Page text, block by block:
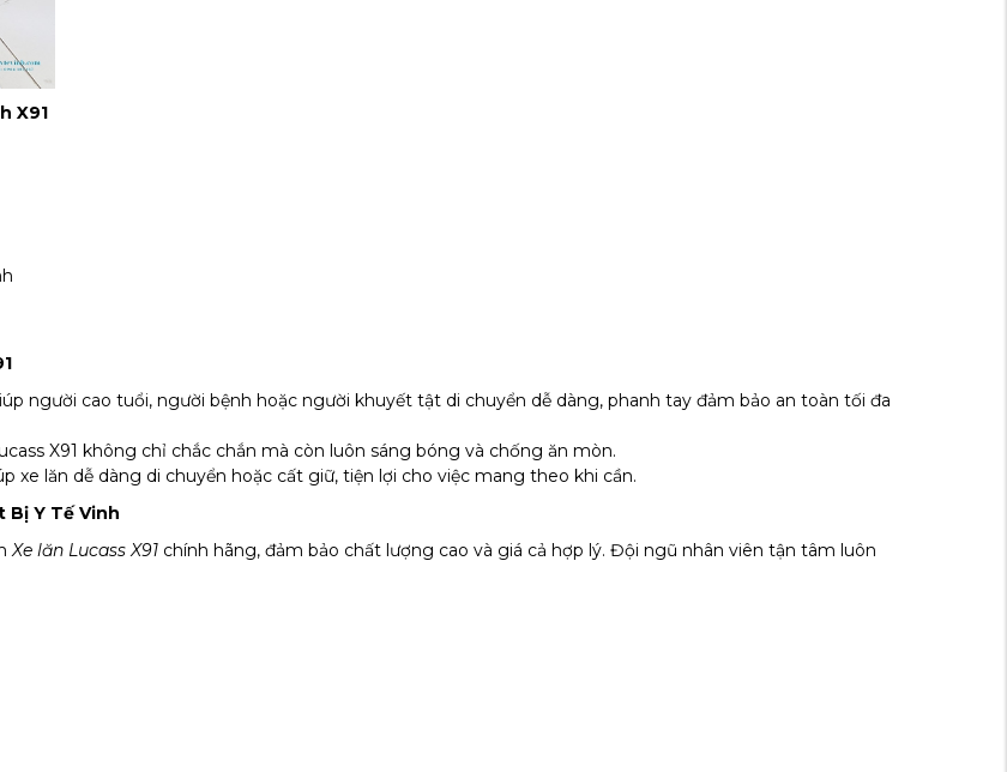
X91
người cao tuổi, người bệnh hoặc người khuyết tật di chuyển dễ dàng, phanh tay đảm bảo an toàn tối đa
X91 không chỉ chắc chắn mà còn luôn sáng bóng và chống ăn mòn.
xe lăn dễ dàng di chuyển hoặc cất giữ, tiện lợi cho việc mang theo khi cần.
Bị Y Tế Vinh
Xe lăn Lucass X91 chính hãng, đảm bảo chất lượng cao và giá cả hợp lý. Đội ngũ nhân viên tận tâm luôn